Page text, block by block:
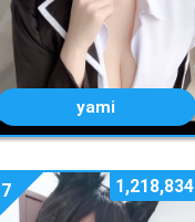
yami
7 1,218,834